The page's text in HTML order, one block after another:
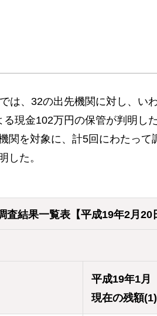
は、32の出先機関に対し、
現金102万円の保管が判明した
関を対象に、計5回にわたっ
した。
結果一覧表【平成19年2月20
平成19年1月
現在の残額(1)